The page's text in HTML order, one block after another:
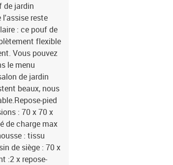
de jardin
reste
: ce pouf de
flexible
Vous pouvez
le menu
de jardin
beaux, nous
pied
: 70 x 70 x
de charge max
: tissu
de siège : 70 x
:2 x repose-